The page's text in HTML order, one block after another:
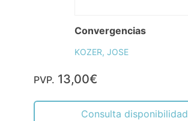
Convergencias
KOZER, JOSE
PVP. 13,00€
Consulta disponibilidad